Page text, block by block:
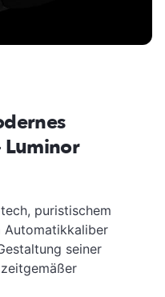
Luminor
puristischem
Automatikkaliber
seiner